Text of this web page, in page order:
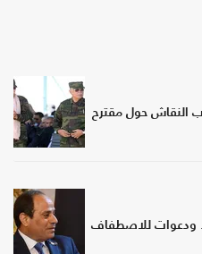
النقاش حول مقترح
ودعوات للاصطفاف